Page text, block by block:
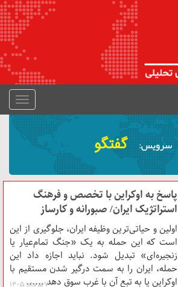
منوی
جمع
شده
سرویس: گفتگو
پاسخ به اوکراین با تخصص و فرهنگ
استراتژیک ایران/ صبورانه و کارساز
اولین و حیاتی‌ترین وظیفه ایران، جلوگیری از این
است که این حمله به یک «جنگ تمام‌عیار یا
زنجیره‌ای» تبدیل شود. نباید اجازه داد این
حمله، ایران را به سمت درگیر شدن مستقیم با
اوکراین یا به تبع آن با غرب سوق دهد ......
۷ مرداد ۱۴۰۵